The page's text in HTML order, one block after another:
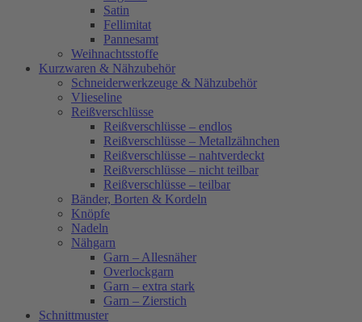
Satin
Fellimitat
Pannesamt
Weihnachtsstoffe
Kurzwaren & Nähzubehör
Schneiderwerkzeuge & Nähzubehör
Vlieseline
Reißverschlüsse
Reißverschlüsse – endlos
Reißverschlüsse – Metallzähnchen
Reißverschlüsse – nahtverdeckt
Reißverschlüsse – nicht teilbar
Reißverschlüsse – teilbar
Bänder, Borten & Kordeln
Knöpfe
Nadeln
Nähgarn
Garn – Allesnäher
Overlockgarn
Garn – extra stark
Garn – Zierstich
Schnittmuster